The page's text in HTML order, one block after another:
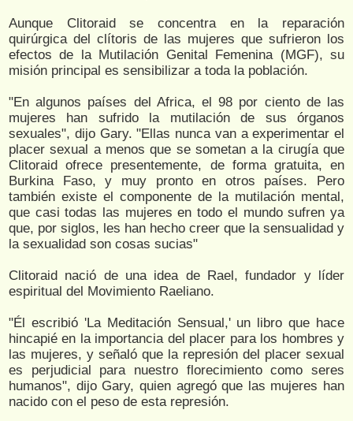
Aunque Clitoraid se concentra en la reparación
quirúrgica del clítoris de las mujeres que sufrieron los
efectos de la Mutilación Genital Femenina (MGF), su
misión principal es sensibilizar a toda la población.
"En algunos países del Africa, el 98 por ciento de las
mujeres han sufrido la mutilación de sus órganos
sexuales", dijo Gary. "Ellas nunca van a experimentar el
placer sexual a menos que se sometan a la cirugía que
Clitoraid ofrece presentemente, de forma gratuita, en
Burkina Faso, y muy pronto en otros países. Pero
también existe el componente de la mutilación mental,
que casi todas las mujeres en todo el mundo sufren ya
que, por siglos, les han hecho creer que la sensualidad y
la sexualidad son cosas sucias"
Clitoraid nació de una idea de Rael, fundador y líder
espiritual del Movimiento Raeliano.
"Él escribió 'La Meditación Sensual,' un libro que hace
hincapié en la importancia del placer para los hombres y
las mujeres, y señaló que la represión del placer sexual
es perjudicial para nuestro florecimiento como seres
humanos", dijo Gary, quien agregó que las mujeres han
nacido con el peso de esta represión.